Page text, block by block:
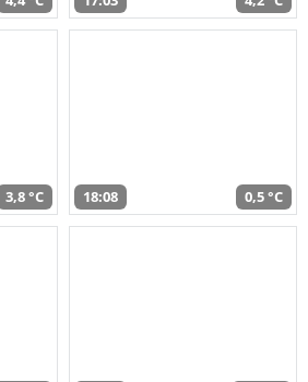
3,8 °C 18:08 0,5 °C